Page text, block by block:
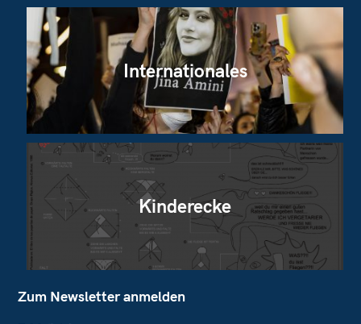
Internationales
Kinderecke
Zum Newsletter anmelden